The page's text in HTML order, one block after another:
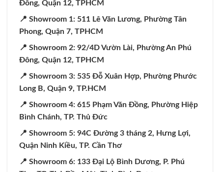
Đông, Quận 12, TPHCM
📍 Showroom 1: 511 Lê Văn Lương, Phường Tân
Phong, Quận 7, TPHCM
📍 Showroom 2: 92/4D Vườn Lài, Phường An Phú
Đông, Quận 12, TPHCM
📍 Showroom 3: 535 Đỗ Xuân Hợp, Phường Phước
Long B, Quận 9, TP.HCM
📍 Showroom 4: 615 Phạm Văn Đồng, Phường Hiệp
Bình Chánh, TP. Thủ Đức
📍 Showroom 5: 94C Đường 3 tháng 2, Hưng Lợi,
Quận Ninh Kiều, TP. Cần Thơ
📍 Showroom 6: 133 Đại Lộ Bình Dương, P. Phú